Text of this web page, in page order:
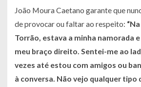
João Moura Caetano garante que
de provocar ou faltar ao respeito:
Torrão, estava a minha namorada e
meu braço direito. Sentei-me ao
vezes até estou com amigos ou
à conversa. Não vejo qualquer tipo